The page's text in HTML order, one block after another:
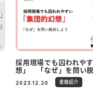
採用現場でも囚われや
想」 「なぜ」を問い
2023.12.20 書籍紹介